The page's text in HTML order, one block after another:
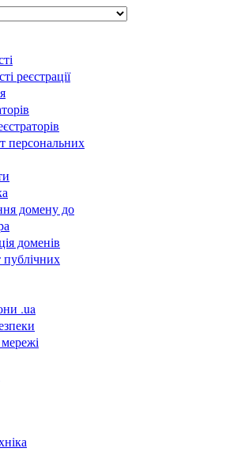
реєстрації
персональних
домену до
доменів
публічних
.ua